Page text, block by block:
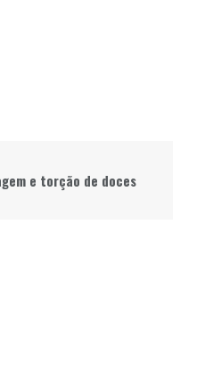
e torção de doces